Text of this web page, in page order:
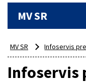
MV SR
MV SR Infoservis
Infoservis